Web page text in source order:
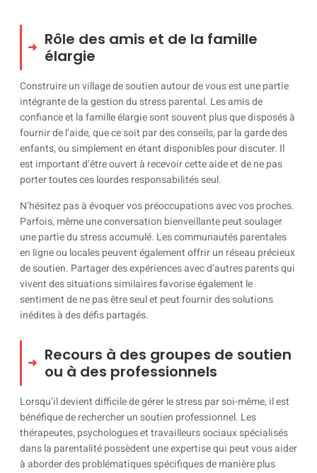
Rôle des amis et de la famille
élargie
Construire un village de soutien autour de vous est une partie
intégrante de la gestion du stress parental. Les amis de
confiance et la famille élargie sont souvent plus que disposés à
fournir de l’aide, que ce soit par des conseils, par la garde des
enfants, ou simplement en étant disponibles pour discuter. Il
est important d’être ouvert à recevoir cette aide et de ne pas
porter toutes ces lourdes responsabilités seul.
N’hésitez pas à évoquer vos préoccupations avec vos proches.
Parfois, même une conversation bienveillante peut soulager
une partie du stress accumulé. Les communautés parentales
en ligne ou locales peuvent également offrir un réseau précieux
de soutien. Partager des expériences avec d’autres parents qui
vivent des situations similaires favorise également le
sentiment de ne pas être seul et peut fournir des solutions
inédites à des défis partagés.
Recours à des groupes de soutien
ou à des professionnels
Lorsqu’il devient difficile de gérer le stress par soi-même, il est
bénéfique de rechercher un soutien professionnel. Les
thérapeutes, psychologues et travailleurs sociaux spécialisés
dans la parentalité possèdent une expertise qui peut vous aider
à aborder des problématiques spécifiques de manière plus